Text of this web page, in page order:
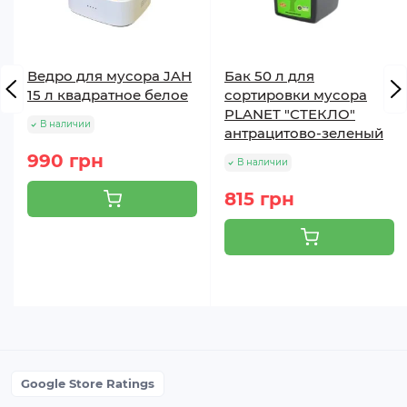
Ведро для мусора JAH
15 л квадратное белое
В наличии
990 грн
Бак 50 л для
сортировки мусора
PLANET "СТЕКЛО"
антрацитово-зеленый
В наличии
815 грн
Google Store Ratings